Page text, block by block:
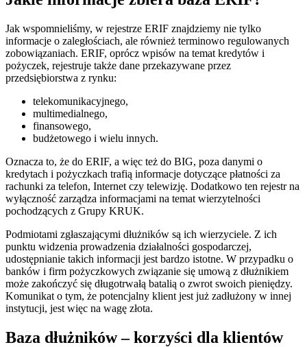
Jak wspomnieliśmy, w rejestrze ERIF znajdziemy nie tylko
informacje o zaległościach, ale również terminowo regulowanych
zobowiązaniach. ERIF, oprócz wpisów na temat kredytów i
pożyczek, rejestruje także dane przekazywane przez
przedsiębiorstwa z rynku:
telekomunikacyjnego,
multimedialnego,
finansowego,
budżetowego i wielu innych.
Oznacza to, że do ERIF, a więc też do BIG, poza danymi o
kredytach i pożyczkach trafią informacje dotyczące płatności za
rachunki za telefon, Internet czy telewizję. Dodatkowo ten rejestr na
wyłączność zarządza informacjami na temat wierzytelności
pochodzących z Grupy KRUK.
Podmiotami zgłaszającymi dłużników są ich wierzyciele. Z ich
punktu widzenia prowadzenia działalności gospodarczej,
udostępnianie takich informacji jest bardzo istotne. W przypadku o
banków i firm pożyczkowych związanie się umową z dłużnikiem
może zakończyć się długotrwałą batalią o zwrot swoich pieniędzy.
Komunikat o tym, że potencjalny klient jest już zadłużony w innej
instytucji, jest więc na wagę złota.
Baza dłużników – korzyści dla klientów